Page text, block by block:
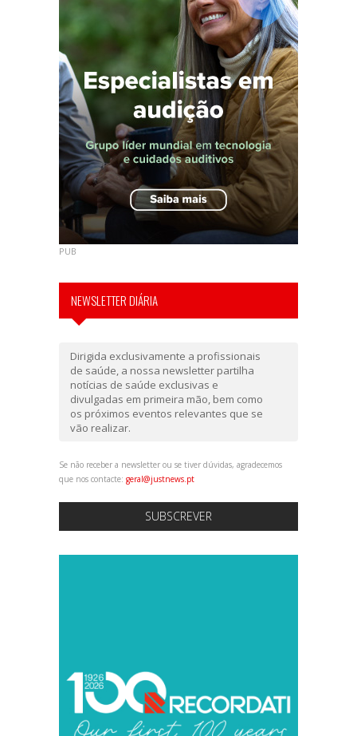
PUB
NEWSLETTER DIÁRIA
Dirigida exclusivamente a profissionais
de saúde, a nossa newsletter partilha
notícias de saúde exclusivas e
divulgadas em primeira mão, bem como
os próximos eventos relevantes que se
vão realizar.
Se não receber a newsletter ou se tiver dúvidas, agradecemos
que nos contacte: geral@justnews.pt
SUBSCREVER